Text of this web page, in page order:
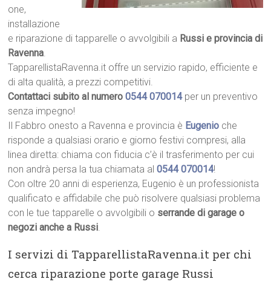
one,
installazione
e riparazione di tapparelle o avvolgibili a Russi e provincia di
Ravenna.
TapparellistaRavenna.it offre un servizio rapido, efficiente e
di alta qualità, a prezzi competitivi.
Contattaci subito al numero0544 070014per un preventivo
senza impegno!
Il Fabbro onesto a Ravenna e provincia è Eugenio che
risponde a qualsiasi orario e giorno festivi compresi, alla
linea diretta: chiama con fiducia c’è il trasferimento per cui
non andrà persa la tua chiamata al0544 070014!
Con oltre 20 anni di esperienza, Eugenio è un professionista
qualificato e affidabile che può risolvere qualsiasi problema
con le tue tapparelle o avvolgibili o serrande di garage o
negozi anche a Russi.
I servizi di TapparellistaRavenna.it per chi
cerca riparazione porte garage Russi